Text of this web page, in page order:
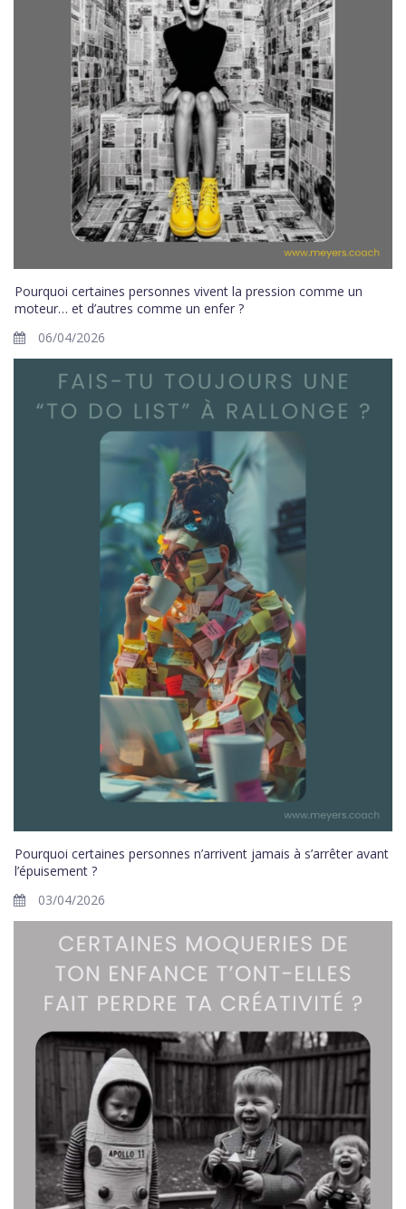
Pourquoi certaines personnes vivent la pression comme un
moteur… et d’autres comme un enfer ?
06/04/2026
Pourquoi certaines personnes n’arrivent jamais à s’arrêter avant
l’épuisement ?
03/04/2026